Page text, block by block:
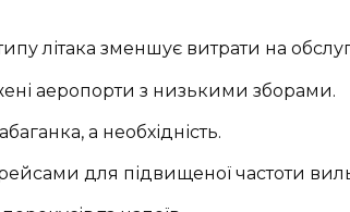
літака зменшує витрати на
аеропорти з низькими зборами.
а необхідність.
для підвищеної частоти